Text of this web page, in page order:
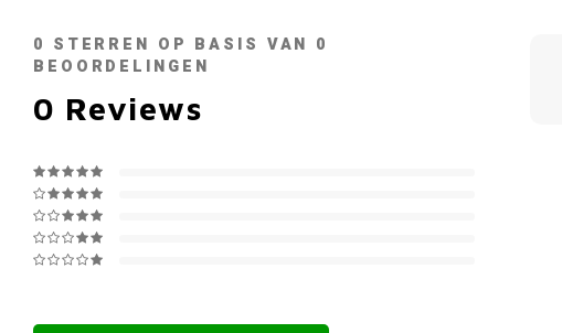
0 STERREN OP BASIS VAN 0
BEOORDELINGEN
0 Reviews